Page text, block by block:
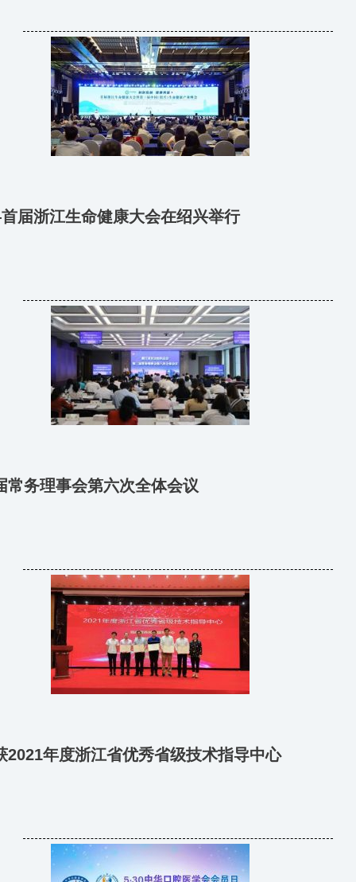
届浙江生命健康大会在绍兴举行
常务理事会第六次全体会议
2021年度浙江省优秀省级技术指导中心